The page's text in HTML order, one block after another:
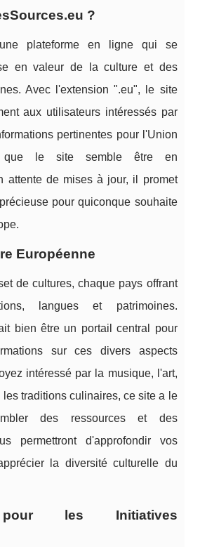
?
une plateforme en ligne qui se
en valeur de la culture et des
Avec l'extension ".eu", le site
aux utilisateurs intéressés par
pertinentes pour l'Union
que le site semble être en
attente de mises à jour, il promet
pour quiconque souhaite
Européenne
de cultures, chaque pays offrant
langues et patrimoines.
bien être un portail central pour
sur ces divers aspects
intéressé par la musique, l'art,
les traditions culinaires, ce site a le
des ressources et des
permettront d'approfondir vos
la diversité culturelle du
pour les Initiatives